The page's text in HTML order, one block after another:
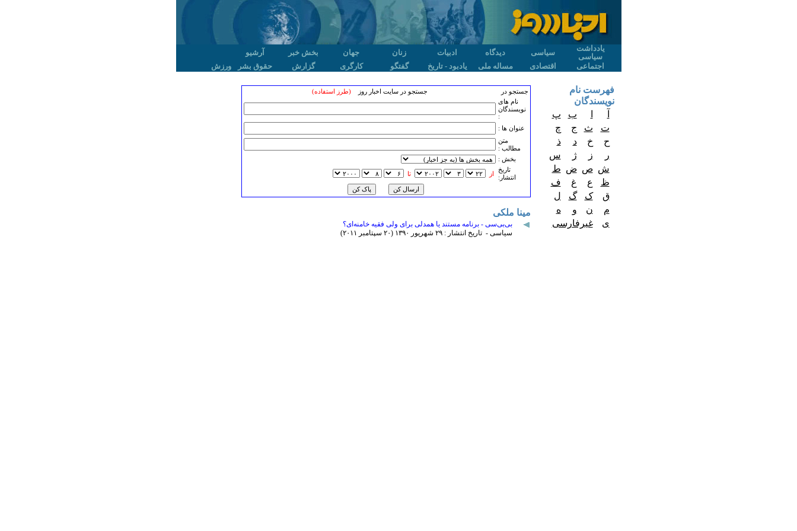
یادداشت
سیاسی
سیاسی دیدگاه ادبیات زنان جهان بخش خبر
آرشیو
اجتماعی
اقتصادی مساله ملی یادبود - تاریخ گفتگو کارگری گزارش حقوق بشر ورزش
جستجو در جستجو در سایت اخبار روز(طرز استفاده)
نام های
نویسندگان
:
عنوان ها :
متن
مطالب :
بخش :
تاريخ
انتشار:
از تا
مینا ملکی
بی‌بی‌سی - برنامه مستند یا همدلی برای ولی فقیه خامنه‌ای؟
سیاسی - تاریخ انتشار : ۲۹ شهريور ۱٣۹۰ (۲۰ سپتامبر ۲۰۱۱)
فهرست نام
نویسندگان
ب
پ
ت
ث ج
چ
ح
خ د
ذ
ر
ز ژ
س
ش ص ض ط
ظ
ع غ
ف
ق
ک گ
ل
م
ن و
ه
ی
غیرفارسی